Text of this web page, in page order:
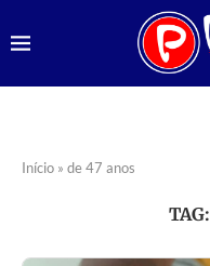
Início » de 47 anos
TAG: